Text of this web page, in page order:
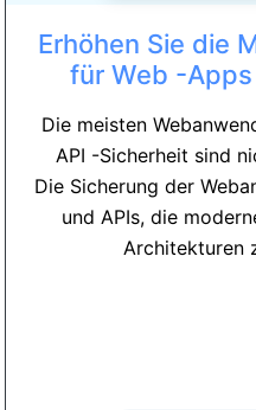
Erhöhen Sie die
für Web -
Die meisten
API -Sicherheit sind
Die Sicherung der
und APIs, die
Architekturen